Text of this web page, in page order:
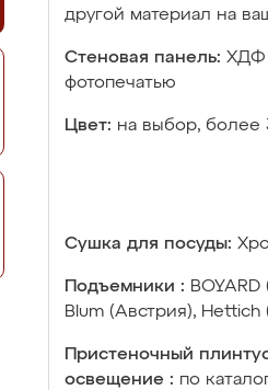
другой материал на
Стеновая панель: ХДФ
фотопечатью
Цвет: на выбор, более
Сушка для посуды:
Подъемники :
Blum (Австрия), Hettich
Пристеночный
освещение : по